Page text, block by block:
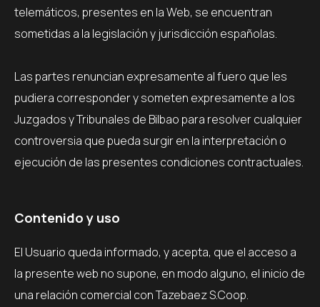
telemáticos, presentes en la Web, se encuentran
sometidas a la legislación y jurisdicción españolas.
Las partes renuncian expresamente al fuero que les
pudiera corresponder y someten expresamente a los
Juzgados y Tribunales de Bilbao para resolver cualquier
controversia que pueda surgir en la interpretación o
ejecución de las presentes condiciones contractuales.
Contenido y uso
El Usuario queda informado, y acepta, que el acceso a
la presente web no supone, en modo alguno, el inicio de
una relación comercial con Tazebaez S.Coop.